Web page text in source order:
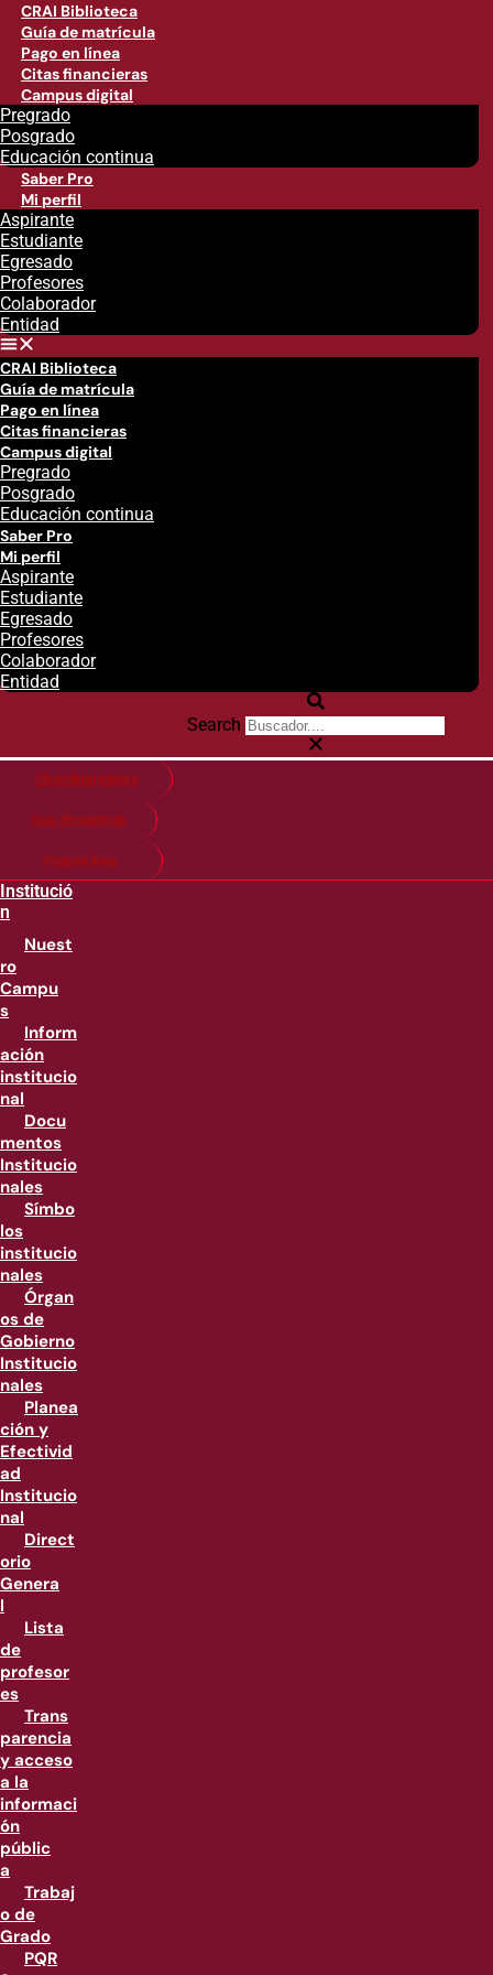
CRAI Biblioteca
Guía de matrícula
Pago en línea
Citas financieras
Campus digital
Pregrado
Posgrado
Educación continua
Saber Pro
Mi perfil
Aspirante
Estudiante
Egresado
Profesores
Colaborador
Entidad
CRAI Biblioteca
Guía de matrícula
Pago en línea
Citas financieras
Campus digital
Pregrado
Posgrado
Educación continua
Saber Pro
Mi perfil
Aspirante
Estudiante
Egresado
Profesores
Colaborador
Entidad
Search
Citas financieras
Guía de matricula
Pago en línea
Institució
n
Nuest
ro
Campu
s
Inform
ación
institucio
nal
Docu
mentos
Institucio
nales
Símbo
los
institucio
nales
Órgan
os de
Gobierno
Institucio
nales
Planea
ción y
Efectivid
ad
Institucio
nal
Direct
orio
Genera
l
Lista
de
profesor
es
Trans
parencia
y acceso
a la
informaci
ón
públic
a
Trabaj
o de
Grado
PQR